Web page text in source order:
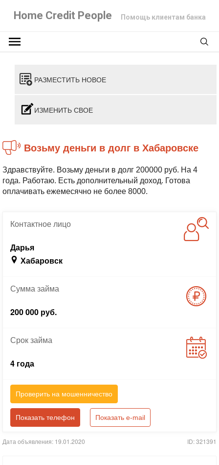
Home Credit People Помощь клиентам банка
РАЗМЕСТИТЬ НОВОЕ
ИЗМЕНИТЬ СВОЕ
Возьму деньги в долг в Хабаровске
Здравствуйте. Возьму деньги в долг 200000 руб. На 4
года. Работаю. Есть дополнительный доход. Готова
оплачивать ежемесячно не более 8000.
Контактноелицо
Дарья
Хабаровск
Суммазайма
200 000 руб.
Срокзайма
4 года
Проверить на мошенничество
Показать телефон Показать e-mail
Дата объявления: 19.01.2020 ID: 321391